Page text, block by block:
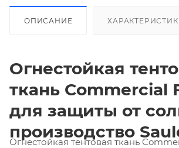
ОПИСАНИЕ
Огнестойкая
ткань Commercial
для защиты от
производство
Огнестойкая тентовая ткань